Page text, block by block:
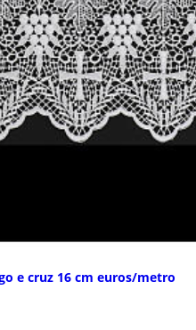
e cruz 16 cm euros/metro